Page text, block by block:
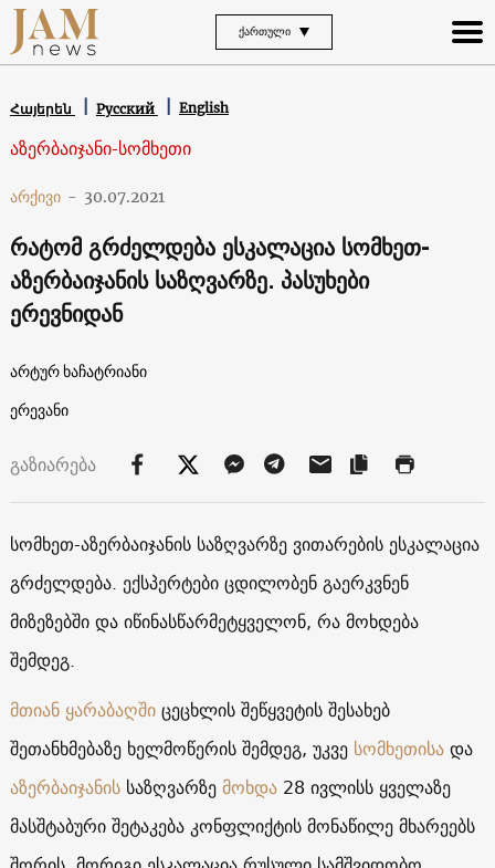
ᲥᲐᲠᲗᲣᲚᲘ
Հայերեն Русский English
აზერბაიჯანი-სომხეთი
არქივი - 30.07.2021
რატომ გრძელდება ესკალაცია სომხეთ-
აზერბაიჯანის საზღვარზე. პასუხები
ერევნიდან
არტურ ხაჩატრიანი
ერევანი
გაზიარება
სომხეთ-აზერბაიჯანის საზღვარზე ვითარების ესკალაცია
გრძელდება. ექსპერტები ცდილობენ გაერკვნენ
მიზეზებში და იწინასწარმეტყველონ, რა მოხდება
შემდეგ.
მთიან ყარაბაღშიცეცხლის შეწყვეტის შესახებ
შეთანხმებაზე ხელმოწერის შემდეგ, უკვე სომხეთისადა
აზერბაიჯანისსაზღვარზემოხდა28 ივლისს ყველაზე
მასშტაბური შეტაკება კონფლიქტის მონაწილე მხარეებს